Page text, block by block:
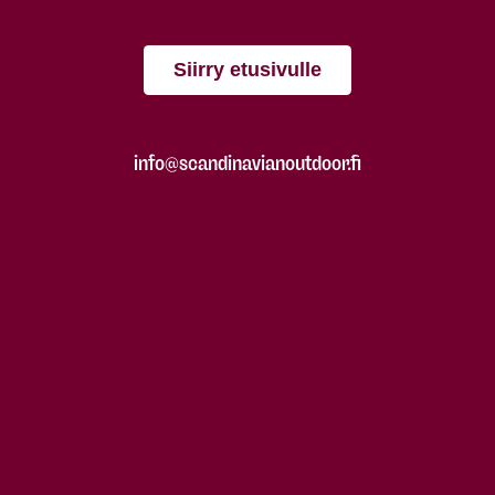
Siirry etusivulle
info@scandinavianoutdoor.fi